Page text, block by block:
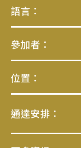
語言：
參加者：
位置：
通達安排：